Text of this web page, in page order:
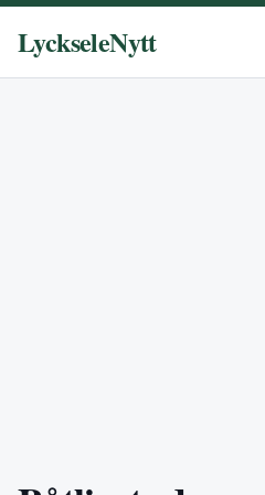
LyckseleNytt